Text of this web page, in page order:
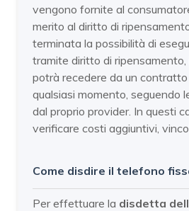
vengono fornite al
merito al diritto di
terminata la possibilità di
tramite diritto di ripensamento,
potrà recedere da un
qualsiasi momento, seguendo
dal proprio provider. In questi
verificare costi aggiuntivi,
Come disdire il telefono
Per effettuare la disdetta